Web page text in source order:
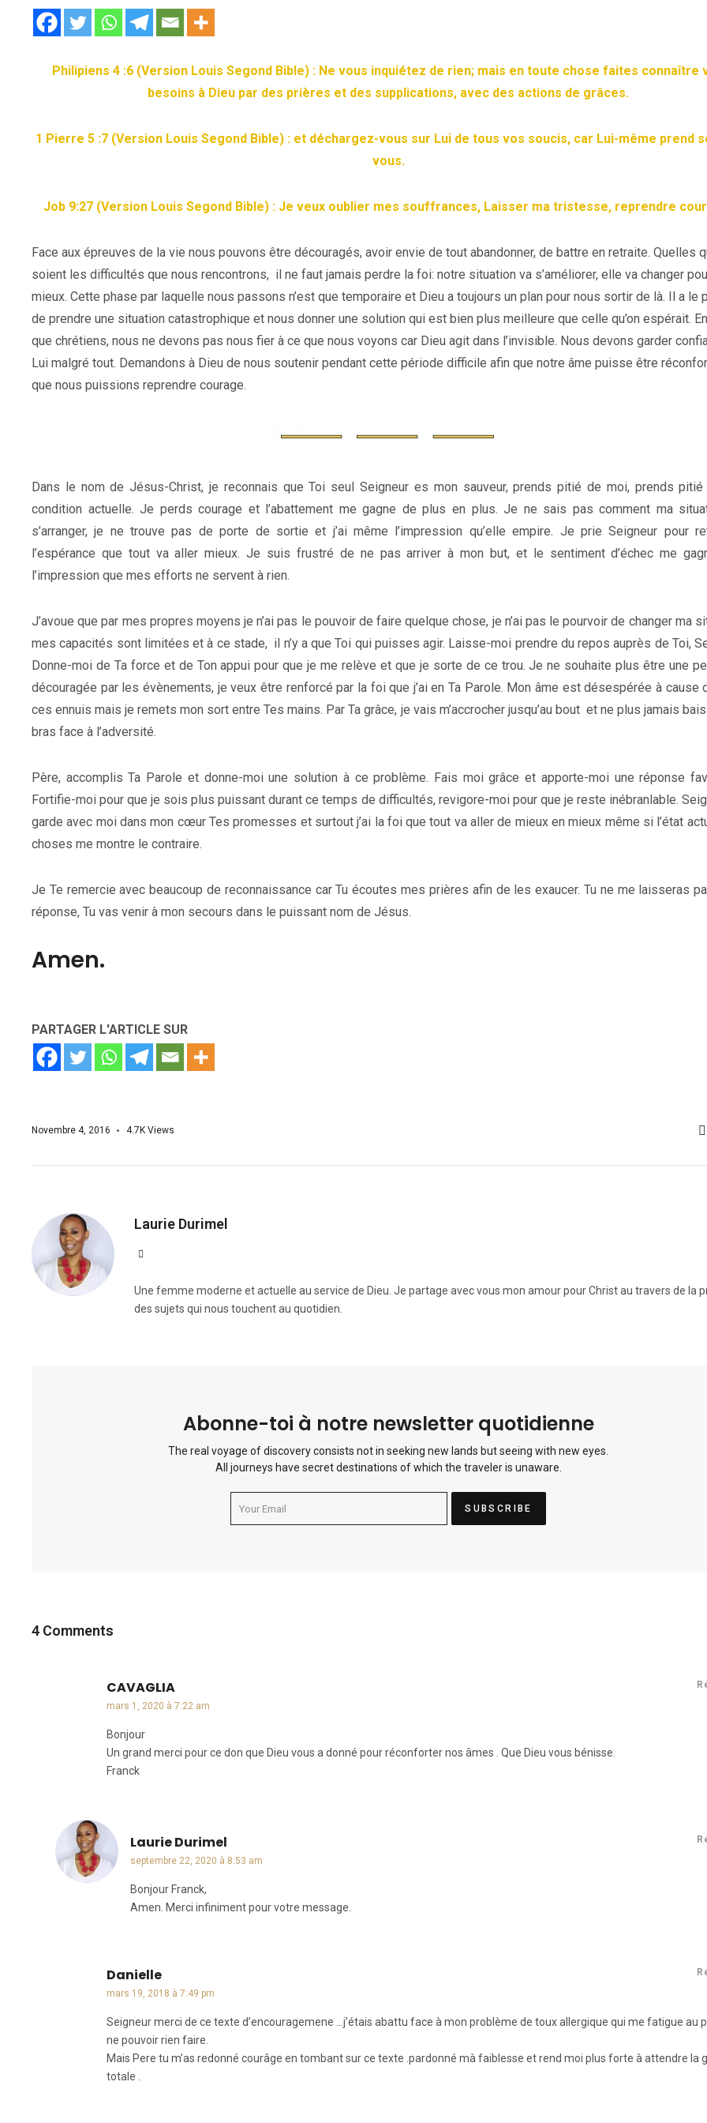
Philipiens 4 :6 (Version Louis Segond Bible) : Ne vous inquiétez de rien; mais en toute chose faites connaître
besoins à Dieu par des prières et des supplications, avec des actions de grâces.
1 Pierre 5 :7 (Version Louis Segond Bible) : et déchargez-vous sur Lui de tous vos soucis, car Lui-même prend
vous.
Job 9:27 (Version Louis Segond Bible) : Je veux oublier mes souffrances, Laisser ma tristesse, reprendre
Face aux épreuves de la vie nous pouvons être découragés, avoir envie de tout abandonner, de battre en retraite. Quelles
soient les difficultés que nous rencontrons, il ne faut jamais perdre la foi: notre situation va s’améliorer, elle va changer
mieux. Cette phase par laquelle nous passons n’est que temporaire et Dieu a toujours un plan pour nous sortir de là. Il a le
de prendre une situation catastrophique et nous donner une solution qui est bien plus meilleure que celle qu’on espérait.
que chrétiens, nous ne devons pas nous fier à ce que nous voyons car Dieu agit dans l’invisible. Nous devons garder
Lui malgré tout. Demandons à Dieu de nous soutenir pendant cette période difficile afin que notre âme puisse être
que nous puissions reprendre courage.
Dans le nom de Jésus-Christ, je reconnais que Toi seul Seigneur es mon sauveur, prends pitié de moi, prends
condition actuelle. Je perds courage et l’abattement me gagne de plus en plus. Je ne sais pas comment ma
s’arranger, je ne trouve pas de porte de sortie et j’ai même l’impression qu’elle empire. Je prie Seigneur pour
l’espérance que tout va aller mieux. Je suis frustré de ne pas arriver à mon but, et le sentiment d’échec me
l’impression que mes efforts ne servent à rien.
J’avoue que par mes propres moyens je n’ai pas le pouvoir de faire quelque chose, je n’ai pas le pourvoir de changer ma
mes capacités sont limitées et à ce stade, il n’y a que Toi qui puisses agir. Laisse-moi prendre du repos auprès de Toi,
Donne-moi de Ta force et de Ton appui pour que je me relève et que je sorte de ce trou. Je ne souhaite plus être une
découragée par les évènements, je veux être renforcé par la foi que j’ai en Ta Parole. Mon âme est désespérée à cause
ces ennuis mais je remets mon sort entre Tes mains. Par Ta grâce, je vais m’accrocher jusqu’au bout et ne plus jamais
bras face à l’adversité.
Père, accomplis Ta Parole et donne-moi une solution à ce problème. Fais moi grâce et apporte-moi une réponse
Fortifie-moi pour que je sois plus puissant durant ce temps de difficultés, revigore-moi pour que je reste inébranlable.
garde avec moi dans mon cœur Tes promesses et surtout j’ai la foi que tout va aller de mieux en mieux même si l’état
choses me montre le contraire.
Je Te remercie avec beaucoup de reconnaissance car Tu écoutes mes prières afin de les exaucer. Tu ne me laisseras
réponse, Tu vas venir à mon secours dans le puissant nom de Jésus.
Amen.
PARTAGER L'ARTICLE SUR
Novembre 4, 2016 4.7K Views
Laurie Durimel
Une femme moderne et actuelle au service de Dieu. Je partage avec vous mon amour pour Christ au travers de la
des sujets qui nous touchent au quotidien.
Abonne-toi à notre newsletter quotidienne
The real voyage of discovery consists not in seeking new lands but seeing with new eyes.
All journeys have secret destinations of which the traveler is unaware.
4 Comments
CAVAGLIA
mars 1, 2020 à 7:22 am
Bonjour
Un grand merci pour ce don que Dieu vous a donné pour réconforter nos âmes . Que Dieu vous bénisse.
Franck
Laurie Durimel
septembre 22, 2020 à 8:53 am
Bonjour Franck,
Amen. Merci infiniment pour votre message.
Danielledit :
mars 19, 2018 à 7:49 pm
Seigneur merci de ce texte d’encouragemene …j’étais abattu face à mon problème de toux allergique qui me fatigue au
ne pouvoir rien faire.
Mais Pere tu m’as redonné courâge en tombant sur ce texte .pardonné mà faiblesse et rend moi plus forte à attendre la
totale .